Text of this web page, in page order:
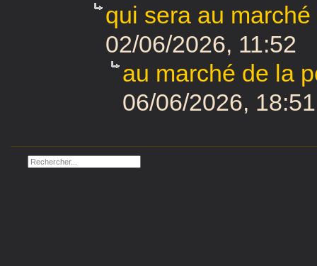
qui sera au
02/06/2026, 11:52
au marché de la
06/06/2026, 18:51